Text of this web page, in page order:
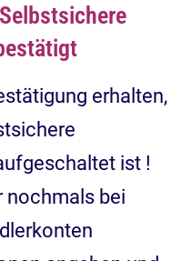
erhalten,
ist !
nochmals bei